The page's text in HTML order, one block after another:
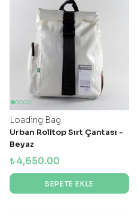
Loading Bag
Urban Rolltop Sırt Çantası -
Beyaz
₺ 4,650.00
SEPETE EKLE